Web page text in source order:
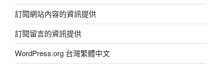
訂閱網站內容的資訊提供
訂閱留言的資訊提供
WordPress.org 台灣繁體中文